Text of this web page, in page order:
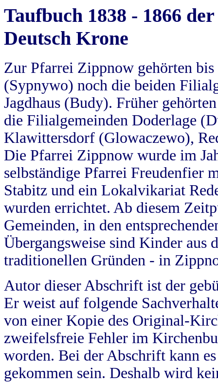
Taufbuch 1838 - 1866
Deutsch Krone
Zur Pfarrei Zippnow gehörten
(Sypnywo) noch die beiden
Jagdhaus (Budy). Früher
die Filialgemeinden Doderlage
Klawittersdorf (Glowaczewo),
Die Pfarrei Zippnow wurde im
selbständige Pfarrei Freudenfier
Stabitz und ein Lokalvikariat
wurden errichtet. Ab diesem
Gemeinden, in den
Übergangsweise sind Kinder aus
traditionellen Gründen - in
Autor dieser Abschrift ist der
Er weist auf folgende
von einer Kopie des Original-
zweifelsfreie Fehler im
worden. Bei der Abschrift kann
gekommen sein. Deshalb wird